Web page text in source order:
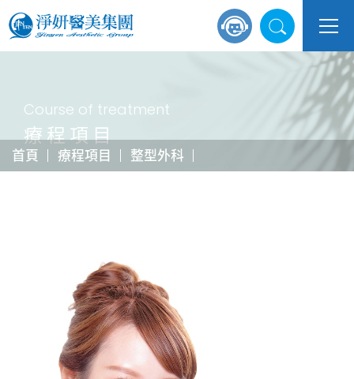
Course of treatment
療程項目
首頁 療程項目 整型外科